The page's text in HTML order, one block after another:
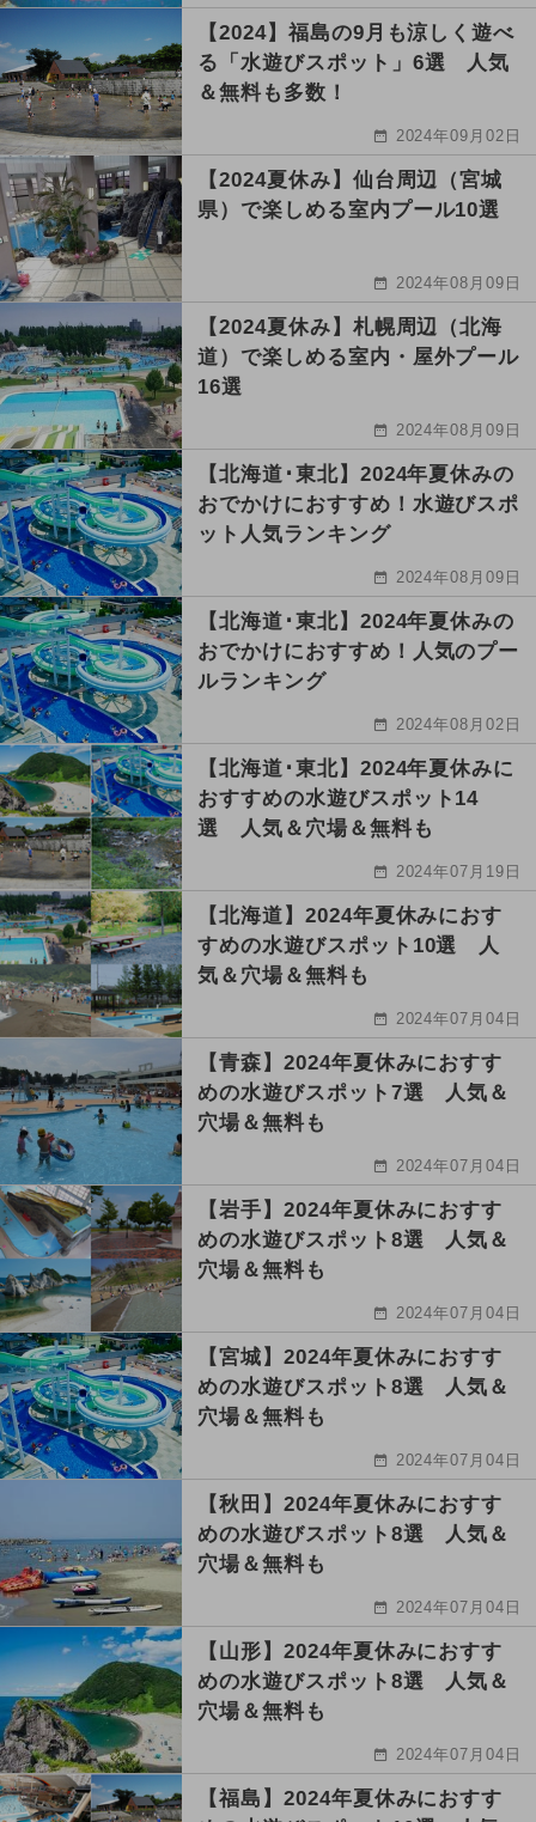
【2024】福島の9月も涼しく遊べ
る「水遊びスポット」6選 人気
＆無料も多数！
2024年09月02日
【2024夏休み】仙台周辺（宮城
県）で楽しめる室内プール10選
2024年08月09日
【2024夏休み】札幌周辺（北海
道）で楽しめる室内・屋外プール
16選
2024年08月09日
【北海道･東北】2024年夏休みの
おでかけにおすすめ！水遊びスポ
ット人気ランキング
2024年08月09日
【北海道･東北】2024年夏休みの
おでかけにおすすめ！人気のプー
ルランキング
2024年08月02日
【北海道･東北】2024年夏休みに
おすすめの水遊びスポット14
選 人気＆穴場＆無料も
2024年07月19日
【北海道】2024年夏休みにおす
すめの水遊びスポット10選 人
気＆穴場＆無料も
2024年07月04日
【青森】2024年夏休みにおすす
めの水遊びスポット7選 人気＆
穴場＆無料も
2024年07月04日
【岩手】2024年夏休みにおすす
めの水遊びスポット8選 人気＆
穴場＆無料も
2024年07月04日
【宮城】2024年夏休みにおすす
めの水遊びスポット8選 人気＆
穴場＆無料も
2024年07月04日
【秋田】2024年夏休みにおすす
めの水遊びスポット8選 人気＆
穴場＆無料も
2024年07月04日
【山形】2024年夏休みにおすす
めの水遊びスポット8選 人気＆
穴場＆無料も
2024年07月04日
【福島】2024年夏休みにおすす